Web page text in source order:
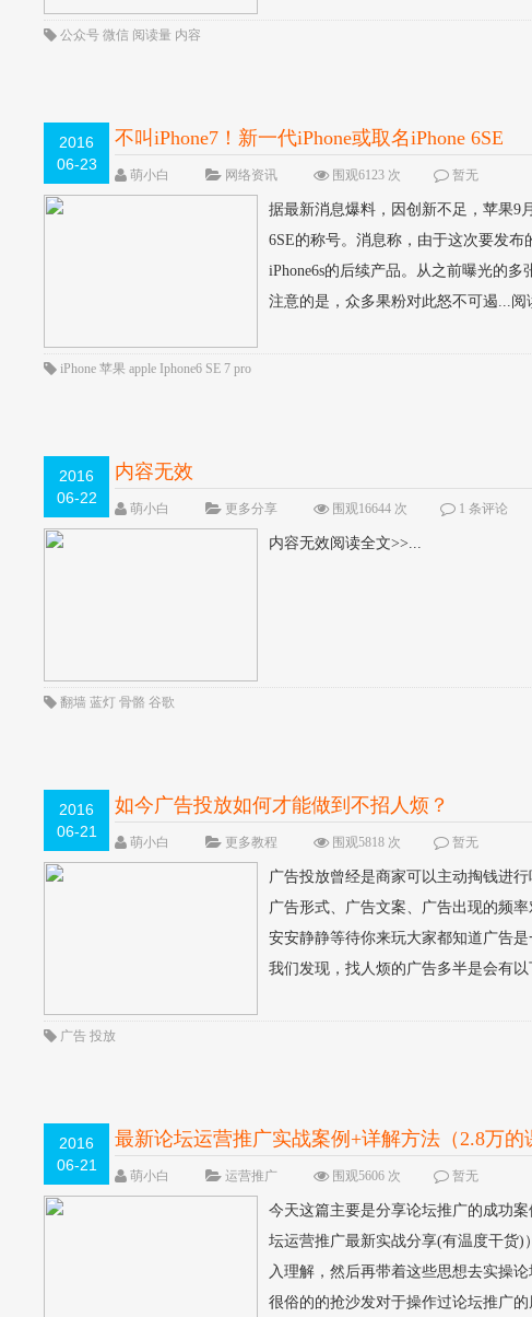
公众号微信 阅读量 内容
2016
06-23
不叫iPhone7！新一代iPhone或取名iPhone 6SE
萌小白 网络资讯 围观6123 次 暂无
据最新消息爆料，因创新不足，苹果9
6SE的称号。消息称，由于这次要发
iPhone6s的后续产品。从之前曝光的
注意的是，众多果粉对此怒不可遏...阅
iPhone苹果apple Iphone6 SE 7pro
2016
06-22
内容无效
萌小白 更多分享 围观16644 次 1 条评论
内容无效阅读全文>>...
翻墙蓝灯骨骼谷歌
2016
06-21
如今广告投放如何才能做到不招人烦？
萌小白 更多教程 围观5818 次 暂无
广告投放曾经是商家可以主动掏钱进
广告形式、广告文案、广告出现的频
安安静静等待你来玩大家都知道广告
我们发现，找人烦的广告多半是会有
广告投放
2016
06-21
最新论坛运营推广实战案例+详解方法（2.8万的
萌小白 运营推广 围观5606 次 暂无
今天这篇主要是分享论坛推广的成功
坛运营推广最新实战分享(有温度干货
入理解，然后再带着这些思想去实操
很俗的的抢沙发对于操作过论坛推广